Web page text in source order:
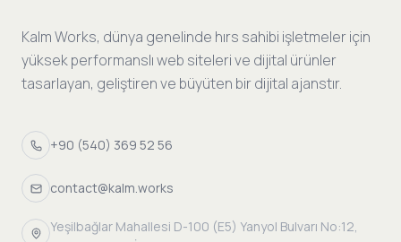
Kalm Works, dünya genelinde hırs sahibi işletmeler için
yüksek performanslı web siteleri ve dijital ürünler
tasarlayan, geliştiren ve büyüten bir dijital ajanstır.
+90 (540) 369 52 56
contact@kalm.works
Yeşilbağlar Mahallesi D-100 (E5) Yanyol Bulvarı No:12,